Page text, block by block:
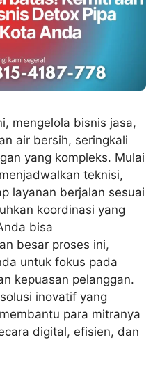
mengelola bisnis jasa,
air bersih, seringkali
yang kompleks. Mulai
teknisi,
layanan berjalan sesuai
koordinasi yang
bisa
besar proses ini,
untuk fokus pada
kepuasan pelanggan.
inovatif yang
para mitranya
digital, efisien, dan